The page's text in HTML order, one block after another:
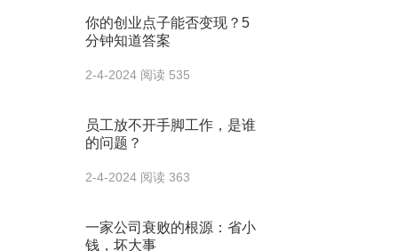
你的创业点子能否变现？5
分钟知道答案
2-4-2024 阅读 535
员工放不开手脚工作，是谁
的问题？
2-4-2024 阅读 363
一家公司衰败的根源：省小
钱，坏大事